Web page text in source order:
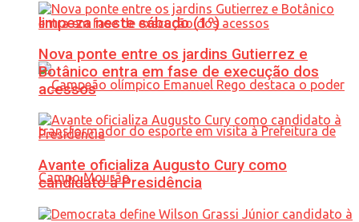
limpeza neste sábado (1º)
Nova ponte entre os jardins Gutierrez e
Botânico entra em fase de execução dos
acessos
Avante oficializa Augusto Cury como
candidato à Presidência